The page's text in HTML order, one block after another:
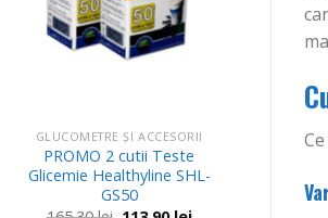
GLUCOMETRE ȘI ACCESORII
PROMO 2 cutii Teste
Glicemie Healthyline SHL-
GS50